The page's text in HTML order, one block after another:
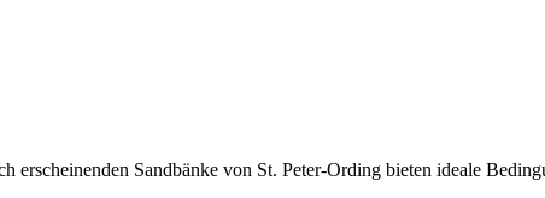
erscheinenden Sandbänke von St. Peter-Ording bieten ideale